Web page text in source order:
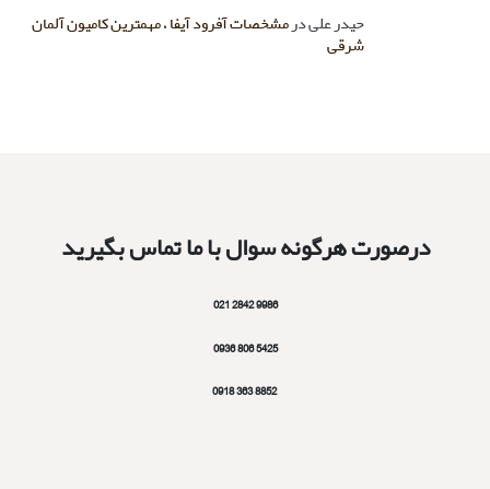
حیدر علیدرمشخصات آفرود آیفا ، مهمترین کامیون آلمان
شرقی
درصورت هرگونه سوال با ما تماس بگیرید
9986 2842 021
5425 806 0936
8852 363 0918